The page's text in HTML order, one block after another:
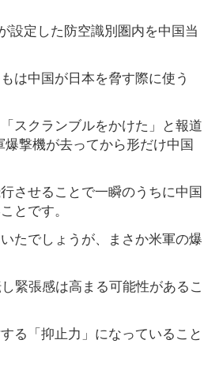
設定した防空識別圏内を中国当
は中国が日本を脅す際に使う
スクランブルをかけた」と報道
撃機が去ってから形だけ中国
させることで一瞬のうちに中国
とです。
たでしょうが、まさか米軍の爆
緊張感は高まる可能性があるこ
る「抑止力」になっていること